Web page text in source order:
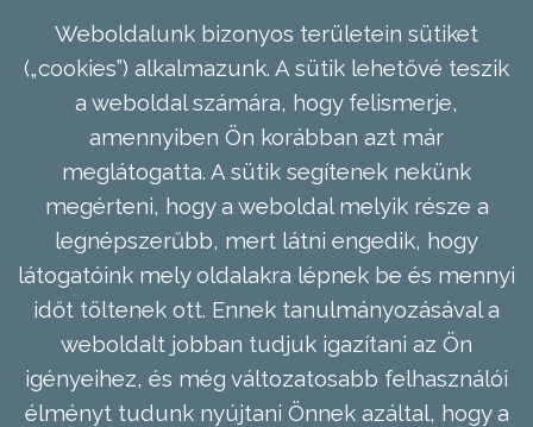
Weboldalunk bizonyos területein sütiket
(„cookies”) alkalmazunk. A sütik lehetővé teszik
a weboldal számára, hogy felismerje,
amennyiben Ön korábban azt már
meglátogatta. A sütik segítenek nekünk
megérteni, hogy a weboldal melyik része a
legnépszerűbb, mert látni engedik, hogy
látogatóink mely oldalakra lépnek be és mennyi
időt töltenek ott. Ennek tanulmányozásával a
weboldalt jobban tudjuk igazítani az Ön
igényeihez, és még változatosabb felhasználói
élményt tudunk nyújtani Önnek azáltal, hogy a